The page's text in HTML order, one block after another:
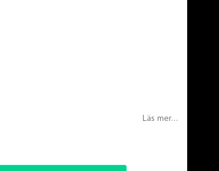
Läs mer...